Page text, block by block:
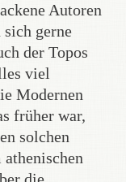
Autoren
sich gerne
der Topos
viel
Modernen
früher war,
solchen